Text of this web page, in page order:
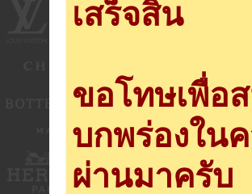
เสร็จสิ้น
ขอโทษเพื่อ
บกพร่องใน
ผ่านมาครับ